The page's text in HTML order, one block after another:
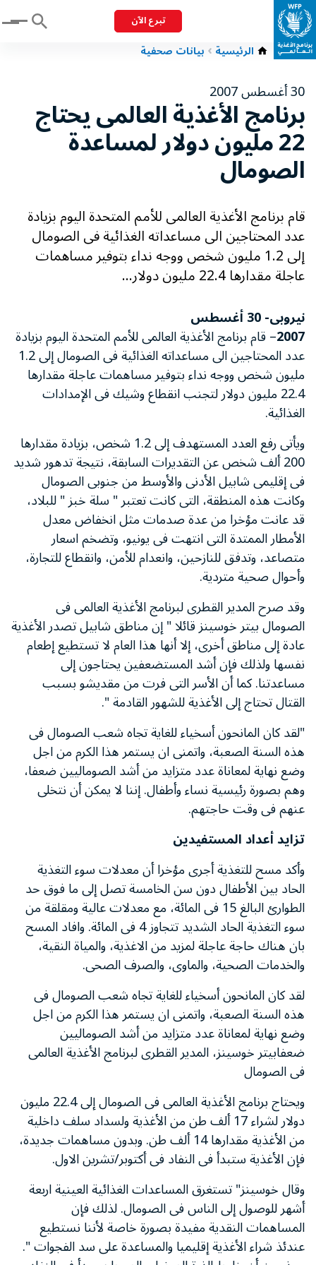
تبرع الآن Menu
الرئيسية بيانات صحفية
30 أغسطس 2007
برنامج الأغذية العالمى يحتاج
22 مليون دولار لمساعدة
الصومال
قام برنامج الأغذية العالمى للأمم المتحدة اليوم بزيادة
عدد المحتاجين الى مساعداته الغذائية فى الصومال
إلى 1.2 مليون شخص ووجه نداء بتوفير مساهمات
عاجلة مقدارها 22.4 مليون دولار...
نيروبى- 30 أغسطس
2007– قام برنامج الأغذية العالمى للأمم المتحدة اليوم بزيادة
عدد المحتاجين الى مساعداته الغذائية فى الصومال إلى 1.2
مليون شخص ووجه نداء بتوفير مساهمات عاجلة مقدارها
22.4 مليون دولار لتجنب انقطاع وشيك فى الإمدادات
الغذائية.
ويأتى رفع العدد المستهدف إلى 1.2 شخص، بزيادة مقدارها
200 ألف شخص عن التقديرات السابقة، نتيجة تدهور شديد
فى إقليمى شابيل الأدنى والأوسط من جنوبى الصومال
وكانت هذه المنطقة، التى كانت تعتبر " سلة خبز " للبلاد،
قد عانت مؤخرا من عدة صدمات مثل انخفاض معدل
الأمطار الممتدة التى انتهت فى يونيو، وتضخم اسعار
متصاعد، وتدفق للنازحين، وانعدام للأمن، وانقطاع للتجارة،
وأحوال صحية متردية.
وقد صرح المدير القطرى لبرنامج الأغذية العالمى فى
الصومال بيتر خوسينز قائلا " إن مناطق شابيل تصدر الأغذية
عادة إلى مناطق أخرى، إلا أنها هذا العام لا تستطيع إطعام
نفسها ولذلك فإن أشد المستضعفين يحتاجون إلى
مساعدتنا. كما أن الأسر التى فرت من مقديشو بسبب
القتال تحتاج إلى الأغذية للشهور القادمة ".
"لقد كان المانحون أسخياء للغاية تجاه شعب الصومال فى
هذه السنة الصعبة، واتمنى ان يستمر هذا الكرم من اجل
وضع نهاية لمعاناة عدد متزايد من أشد الصوماليين ضعفا،
وهم بصورة رئيسية نساء وأطفال. إننا لا يمكن أن نتخلى
عنهم فى وقت حاجتهم.
تزايد أعداد المستفيدين
وأكد مسح للتغذية أجرى مؤخرا أن معدلات سوء التغذية
الحاد بين الأطفال دون سن الخامسة تصل إلى ما فوق حد
الطوارئ البالغ 15 فى المائة، مع معدلات عالية ومقلقة من
سوء التغذية الحاد الشديد تتجاوز 4 فى المائة. وافاد المسح
بان هناك حاجة عاجلة لمزيد من الاغذية، والمياة النقية،
والخدمات الصحية، والماوى، والصرف الصحى.
لقد كان المانحون أسخياء للغاية تجاه شعب الصومال فى
هذه السنة الصعبة، واتمنى ان يستمر هذا الكرم من اجل
وضع نهاية لمعاناة عدد متزايد من أشد الصوماليين
ضعفابيتر خوسينز، المدير القطرى لبرنامج الأغذية العالمى
فى الصومال
ويحتاج برنامج الأغذية العالمى فى الصومال إلى 22.4 مليون
دولار لشراء 17 ألف طن من الأغذية ولسداد سلف داخلية
من الأغذية مقدارها 14 ألف طن. وبدون مساهمات جديدة،
فإن الأغذية ستبدأ فى النفاد فى أكتوبر/تشرين الاول.
وقال خوسينز" تستغرق المساعدات الغذائية العينية اربعة
أشهر للوصول إلى الناس فى الصومال. لذلك فإن
المساهمات النقدية مفيدة بصورة خاصة لأننا نستطيع
عندئذ شراء الأغذية إقليميا والمساعدة على سد الفجوات ".